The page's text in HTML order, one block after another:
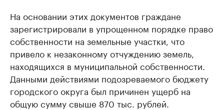
На основании этих документов граждане
зарегистрировали в упрощенном порядке право
собственности на земельные участки, что
привело к незаконному отчуждению земель,
находящихся в муниципальной собственности.
Данными действиями подозреваемого бюджету
городского округа был причинен ущерб на
общую сумму свыше 870 тыс. рублей.